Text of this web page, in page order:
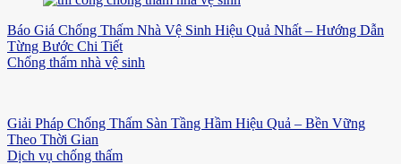
Báo Giá Chống Thấm Nhà Vệ Sinh Hiệu Quả Nhất – Hướng Dẫn
Từng Bước Chi Tiết
Chống thấm nhà vệ sinh
Giải Pháp Chống Thấm Sàn Tầng Hầm Hiệu Quả – Bền Vững
Theo Thời Gian
Dịch vụ chống thấm